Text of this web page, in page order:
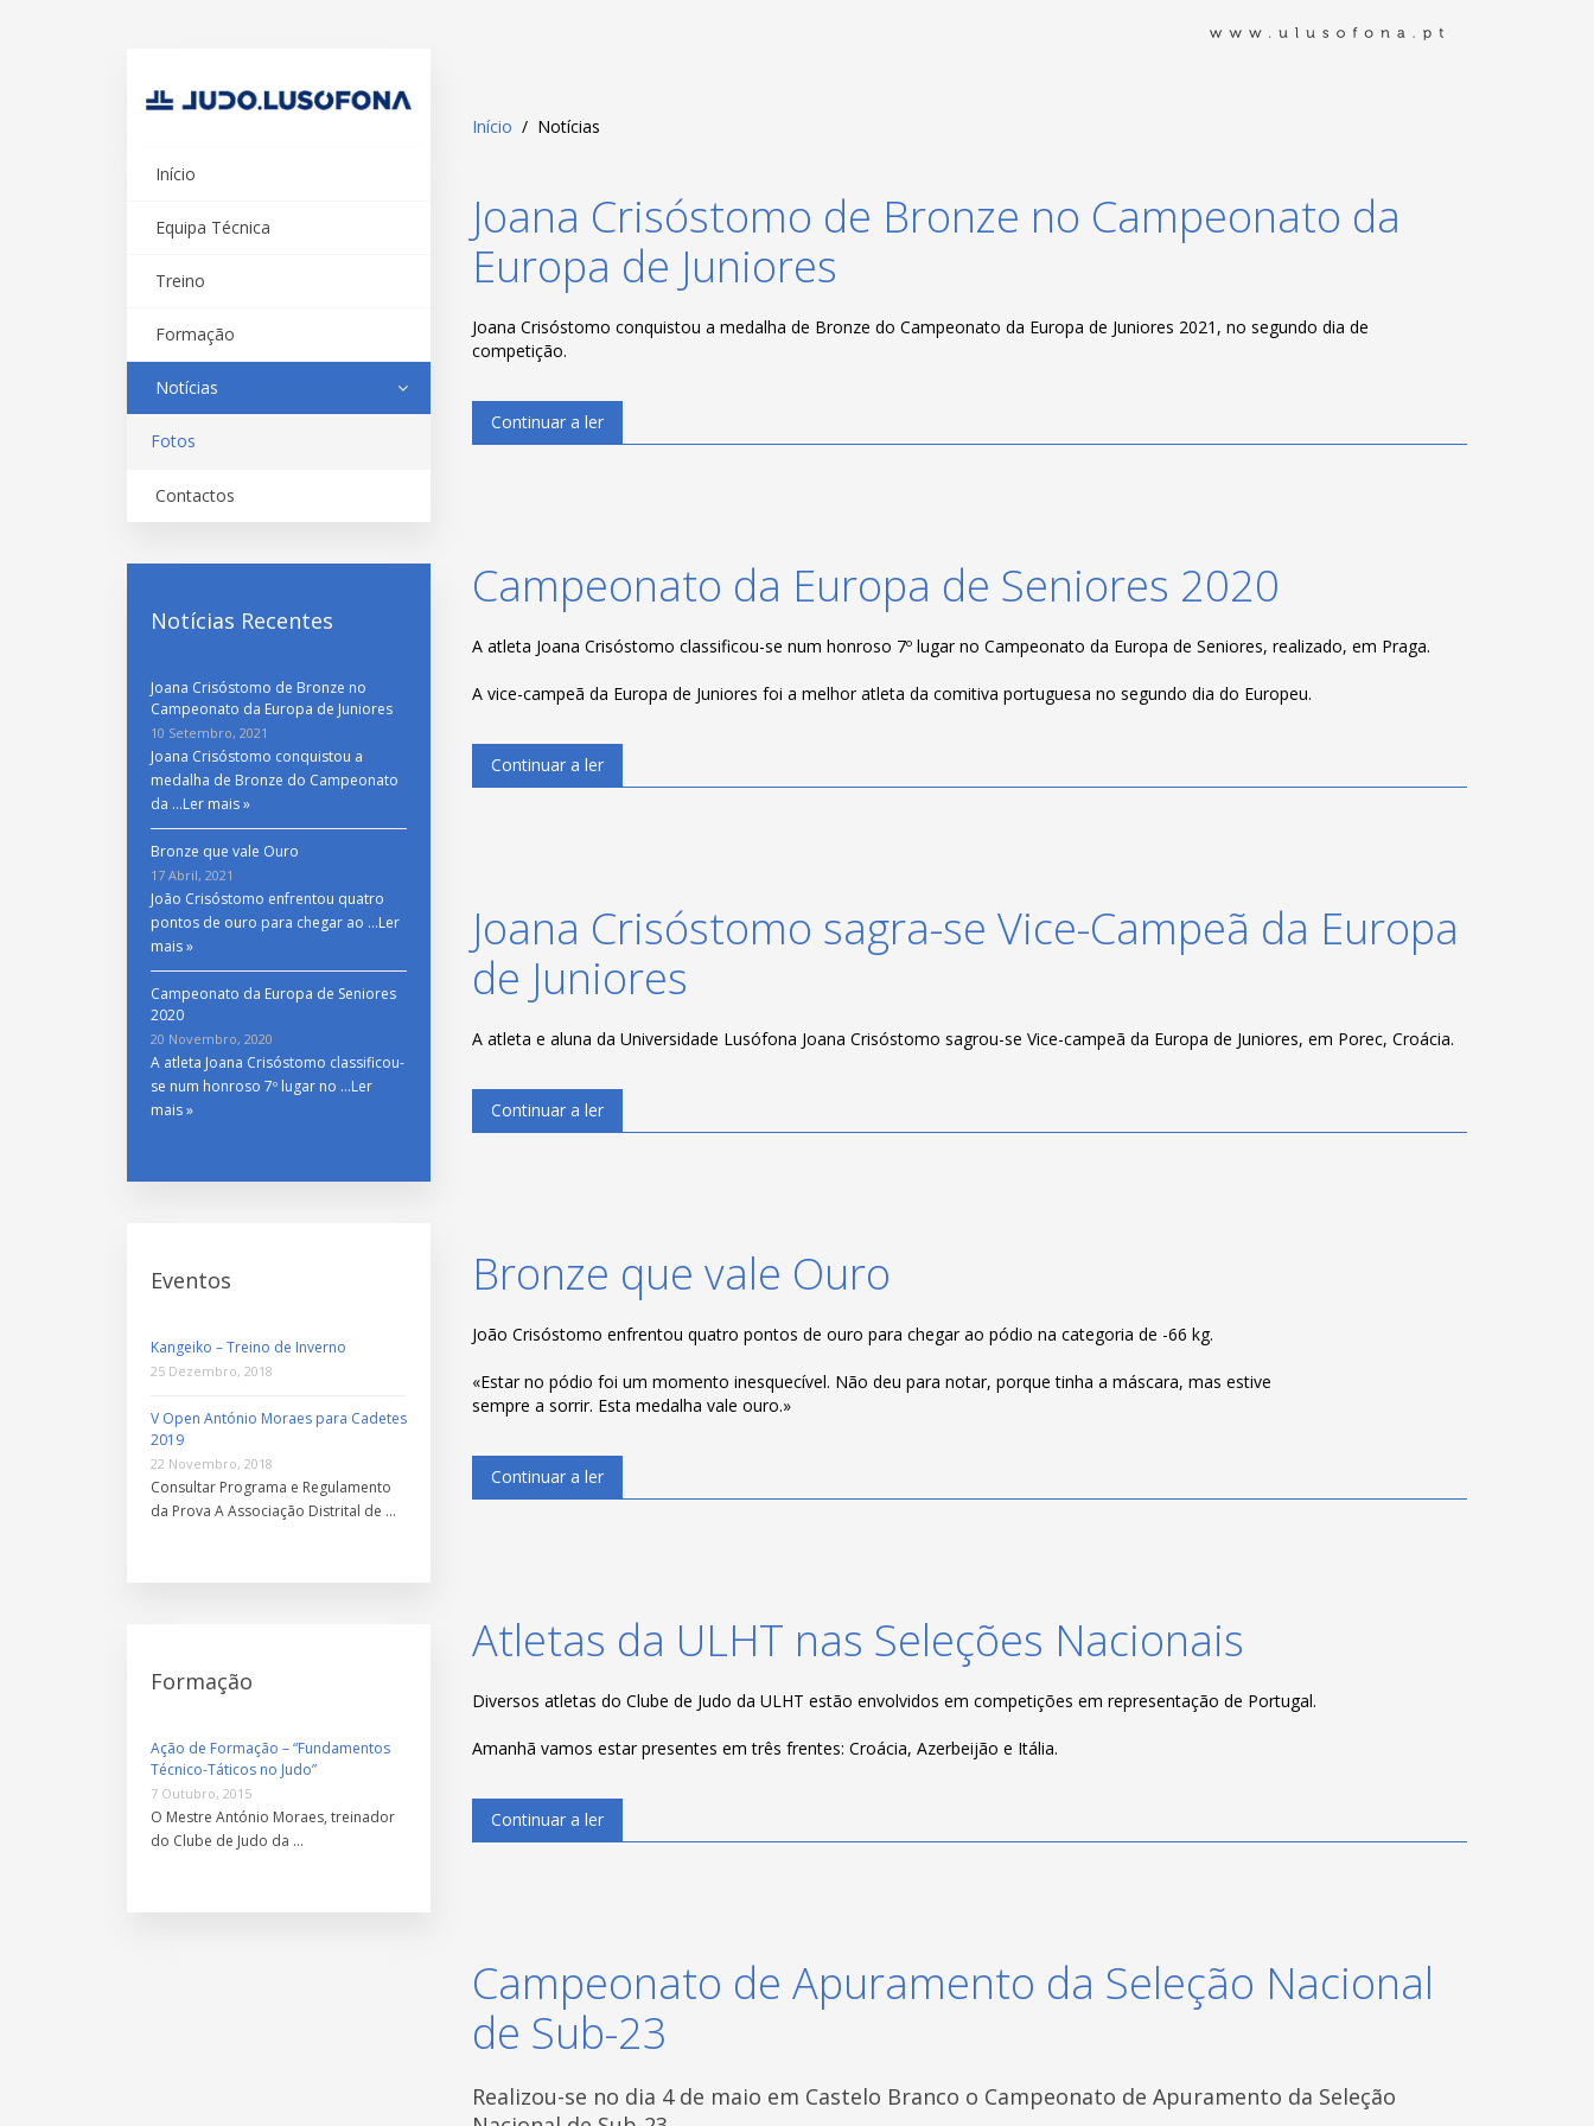
Início Notícias
Joana Crisóstomo de Bronze no Campeonato da
Europa de Juniores
Joana Crisóstomo conquistou a medalha de Bronze do Campeonato da Europa de Juniores 2021, no segundo dia de
competição.
Continuar a ler
Campeonato da Europa de Seniores 2020
A atleta Joana Crisóstomo classificou-se num honroso 7º lugar no Campeonato da Europa de Seniores, realizado, em Praga.
A vice-campeã da Europa de Juniores foi a melhor atleta da comitiva portuguesa no segundo dia do Europeu.
Continuar a ler
Joana Crisóstomo sagra-se Vice-Campeã da Europa
de Juniores
A atleta e aluna da Universidade Lusófona Joana Crisóstomo sagrou-se Vice-campeã da Europa de Juniores, em Porec, Croácia.
Continuar a ler
Bronze que vale Ouro
João Crisóstomo enfrentou quatro pontos de ouro para chegar ao pódio na categoria de -66 kg.
«Estar no pódio foi um momento inesquecível. Não deu para notar, porque tinha a máscara, mas estive
sempre a sorrir. Esta medalha vale ouro.»
Continuar a ler
Atletas da ULHT nas Seleções Nacionais
Diversos atletas do Clube de Judo da ULHT estão envolvidos em competições em representação de Portugal.
Amanhã vamos estar presentes em três frentes: Croácia, Azerbeijão e Itália.
Continuar a ler
Campeonato de Apuramento da Seleção Nacional
de Sub-23
Realizou-se no dia 4 de maio em Castelo Branco o Campeonato de Apuramento da Seleção
Início
Equipa Técnica
Treino
Formação
Notícias
Fotos
Contactos
Notícias Recentes
Joana Crisóstomo de Bronze no
Campeonato da Europa de Juniores
10 Setembro, 2021
Joana Crisóstomo conquistou a
medalha de Bronze do Campeonato
da …Ler mais »
Bronze que vale Ouro
17 Abril, 2021
João Crisóstomo enfrentou quatro
pontos de ouro para chegar ao …Ler
mais »
Campeonato da Europa de Seniores
2020
20 Novembro, 2020
A atleta Joana Crisóstomo classificou-
se num honroso 7º lugar no …Ler
mais »
Eventos
Kangeiko – Treino de Inverno
25 Dezembro, 2018
V Open António Moraes para Cadetes
2019
22 Novembro, 2018
Consultar Programa e Regulamento
da Prova A Associação Distrital de …
Formação
Ação de Formação – “Fundamentos
Técnico-Táticos no Judo”
7 Outubro, 2015
O Mestre António Moraes, treinador
do Clube de Judo da …